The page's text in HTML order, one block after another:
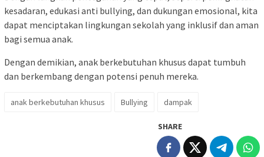
kesadaran, edukasi anti bullying, dan dukungan emosional, kita
dapat menciptakan lingkungan sekolah yang inklusif dan aman
bagi semua anak.
Dengan demikian, anak berkebutuhan khusus dapat tumbuh
dan berkembang dengan potensi penuh mereka.
anak berkebutuhan khusus Bullying dampak
SHARE